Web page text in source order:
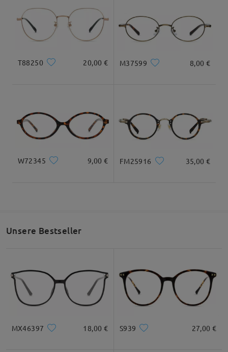
Gesamtbreite
127mm/ 5in
Bügellänge
140mm/ 5.51in
Geliefert
T88250 20,00 € M37599 8,00 €
W72345 9,00 € FM25916 35,00 €
Unsere Bestseller
MX46397 18,00 € S939 27,00 €